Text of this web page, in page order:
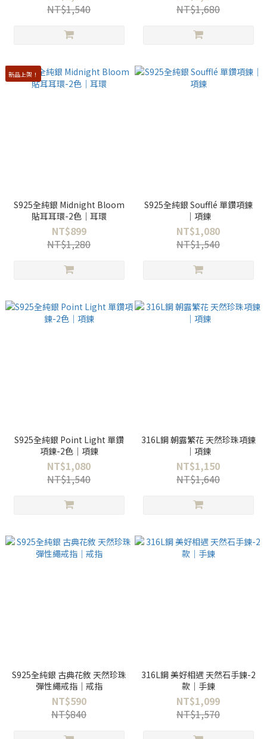
NT$1,540
NT$1,680
新品上架！
S925全純銀 Midnight Bloom
貼耳耳環-2色｜耳環
NT$899
NT$1,280
S925全純銀 Soufflé 單鑽項鍊
｜項鍊
NT$1,080
NT$1,540
S925全純銀 Point Light 單鑽
項鍊-2色｜項鍊
NT$1,080
NT$1,540
316L鋼 朝露繁花 天然珍珠項鍊
｜項鍊
NT$1,150
NT$1,640
S925全純銀 古典花敘 天然珍珠
彈性繩戒指｜戒指
NT$590
NT$840
316L鋼 美好相遇 天然石手鍊-2
款｜手鍊
NT$1,099
NT$1,570